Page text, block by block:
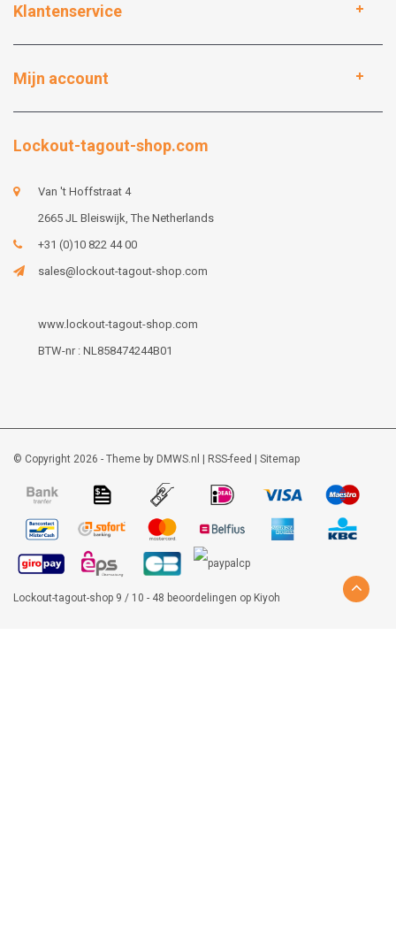
Klantenservice
Mijn account
Lockout-tagout-shop.com
Van 't Hoffstraat 4
2665 JL Bleiswijk, The Netherlands
+31 (0)10 822 44 00
sales@lockout-tagout-shop.com
www.lockout-tagout-shop.com
BTW-nr : NL858474244B01
© Copyright 2026 - Theme by DMWS.nl RSS-feed Sitemap
Lockout-tagout-shop 9 / 10 - 48 beoordelingen op Kiyoh